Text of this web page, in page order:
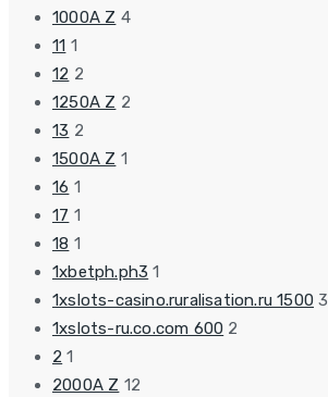
1000A Z 4
11 1
12 2
1250A Z 2
13 2
1500A Z 1
16 1
17 1
18 1
1xbetph.ph3 1
1xslots-casino.ruralisation.ru 1500 3
1xslots-ru.co.com 600 2
2 1
2000A Z 12